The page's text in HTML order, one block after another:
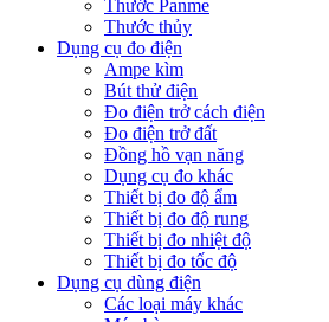
Thước Panme
Thước thủy
Dụng cụ đo điện
Ampe kìm
Bút thử điện
Đo điện trở cách điện
Đo điện trở đất
Đồng hồ vạn năng
Dụng cụ đo khác
Thiết bị đo độ ẩm
Thiết bị đo độ rung
Thiết bị đo nhiệt độ
Thiết bị đo tốc độ
Dụng cụ dùng điện
Các loại máy khác